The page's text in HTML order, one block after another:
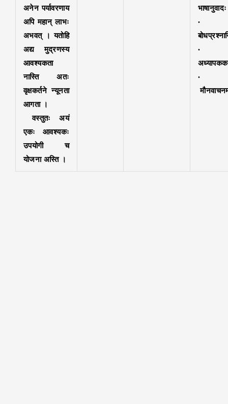
अनेन पर्यावरणाय
अपि महान् लाभः
अभवत् । यतोहि
अद्य मुद्रणस्य
आवश्यकता
नास्ति अतः
वृक्षकर्तने न्यूनता
आगता ।
वस्तुतः अयं
एकः आवश्यकः
उपयोगी च
योजना अस्ति ।
भाषानुवादः